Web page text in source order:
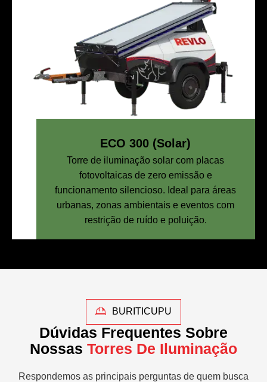
ECO 300 (Solar)
Torre de iluminação solar com placas
fotovoltaicas de zero emissão e
funcionamento silencioso. Ideal para áreas
urbanas, zonas ambientais e eventos com
restrição de ruído e poluição.
BURITICUPU
Dúvidas Frequentes Sobre
Nossas Torres De Iluminação
Respondemos as principais perguntas de quem busca